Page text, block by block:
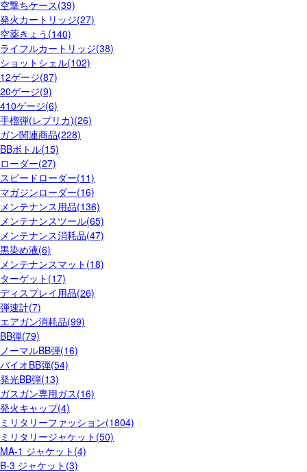
空撃ちケース(39)
発火カートリッジ(27)
空薬きょう(140)
ライフルカートリッジ(38)
ショットシェル(102)
12ゲージ(87)
20ゲージ(9)
410ゲージ(6)
手榴弾(レプリカ)(26)
ガン関連商品(228)
BBボトル(15)
ローダー(27)
スピードローダー(11)
マガジンローダー(16)
メンテナンス用品(136)
メンテナンスツール(65)
メンテナンス消耗品(47)
黒染め液(6)
メンテナンスマット(18)
ターゲット(17)
ディスプレイ用品(26)
弾速計(7)
エアガン消耗品(99)
BB弾(79)
ノーマルBB弾(16)
バイオBB弾(54)
発光BB弾(13)
ガスガン専用ガス(16)
発火キャップ(4)
ミリタリーファッション(1804)
ミリタリージャケット(50)
MA-1 ジャケット(4)
B-3 ジャケット(3)